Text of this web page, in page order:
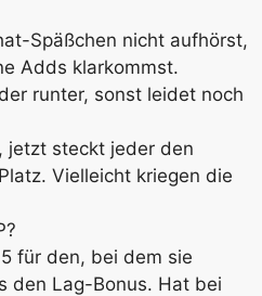
Späßchen nicht aufhörst,
Adds klarkommst.
runter, sonst leidet noch
jetzt steckt jeder den
Vielleicht kriegen die
für den, bei dem sie
den Lag-Bonus. Hat bei